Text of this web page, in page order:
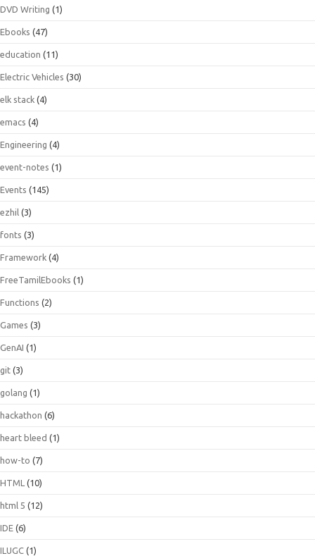
DVD Writing (1)
Ebooks (47)
education (11)
Electric Vehicles (30)
elk stack (4)
emacs (4)
Engineering (4)
event-notes (1)
Events (145)
ezhil (3)
fonts (3)
Framework (4)
FreeTamilEbooks (1)
Functions (2)
Games (3)
GenAI (1)
git (3)
golang (1)
hackathon (6)
heart bleed (1)
how-to (7)
HTML (10)
html 5 (12)
IDE (6)
ILUGC (1)